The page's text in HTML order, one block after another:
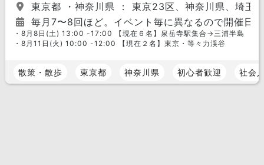
東京都 ・神奈川県 ： 東京23区、神奈川県、埼玉
毎月7〜8回ほど。イベント毎に異なるので開催日
・8月8日(土) 13:00 -17:00 【現在６名】泉岳寺駅集合→三浦半島
・8月11日(火) 10:00 -12:00 【現在２名】東京・等々力渓谷
散策・散歩 東京都 神奈川県 初心者歓迎 社会